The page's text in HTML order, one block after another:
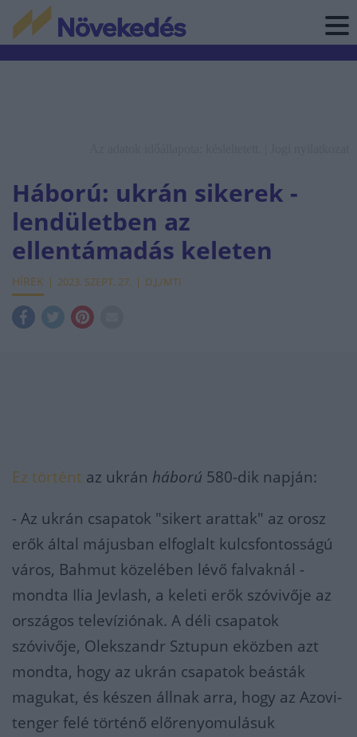
Háború: ukrán sikerek -
lendületben az
ellentámadás keleten
HÍREK 2023. SZEPT. 27. D.J./MTI
Ez történt az ukrán háború 580-dik napján:
- Az ukrán csapatok "sikert arattak" az orosz
erők által májusban elfoglalt kulcsfontosságú
város, Bahmut közelében lévő falvaknál -
mondta Ilia Jevlash, a keleti erők szóvivője az
országos televíziónak. A déli csapatok
szóvivője, Olekszandr Sztupun eközben azt
mondta, hogy az ukrán csapatok beásták
magukat, és készen állnak arra, hogy az Azovi-
tenger felé történő előrenyomulásuk